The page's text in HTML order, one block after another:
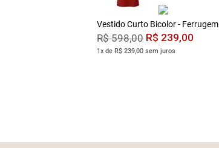
Vestido Curto Bicolor - Ferrugem
R$ 598,00 R$ 239,00
1x de R$ 239,00 sem juros